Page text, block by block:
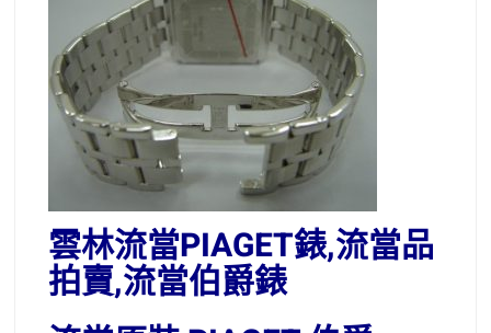
雲林流當PIAGET錶,流當品
拍賣,流當伯爵錶